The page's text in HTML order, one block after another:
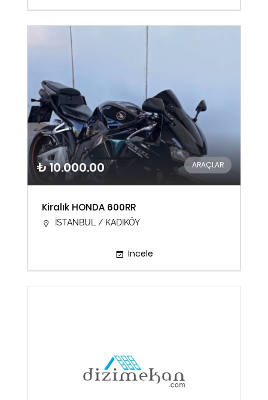
₺ 10.000.00 ARAÇLAR
Kiralık HONDA 600RR
İSTANBUL / KADIKÖY
İncele